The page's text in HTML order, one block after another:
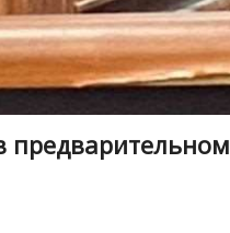
предварительном